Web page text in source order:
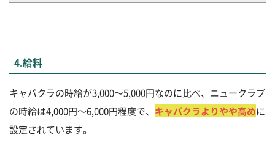
4.給料
キャバクラの時給が3,000～5,000円なのに比べ、ニュークラブ
の時給は4,000円～6,000円程度で、 キャバクラよりやや高めに
設定されています。